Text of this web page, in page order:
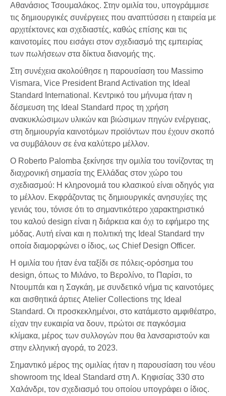
Αθανάσιος Τσουμαλάκος. Στην ομιλία του, υπογράμμισε
τις δημιουργικές συνέργειες που αναπτύσσει η εταιρεία με
αρχιτέκτονες και σχεδιαστές, καθώς επίσης και τις
καινοτομίες που εισάγει στον σχεδιασμό της εμπειρίας
των πωλήσεων στα δίκτυα διανομής της.
Στη συνέχεια ακολούθησε η παρουσίαση του Massimo
Vismara, Vice President Brand Activation της Ideal
Standard International. Κεντρικό του μήνυμα ήταν η
δέσμευση της Ideal Standard προς τη χρήση
ανακυκλώσιμων υλικών και βιώσιμων πηγών ενέργειας,
στη δημιουργία καινοτόμων προϊόντων που έχουν σκοπό
να συμβάλουν σε ένα καλύτερο μέλλον.
Ο Roberto Palomba ξεκίνησε την ομιλία του τονίζοντας τη
διαχρονική σημασία της Ελλάδας στον χώρο του
σχεδιασμού: Η κληρονομιά του κλασικού είναι οδηγός για
το μέλλον. Εκφράζοντας τις δημιουργικές ανησυχίες της
γενιάς του, τόνισε ότι το σημαντικότερο χαρακτηριστικό
του καλού design είναι η διάρκεια και όχι το εφήμερο της
μόδας. Αυτή είναι και η πολιτική της Ideal Standard την
οποία διαμορφώνει ο ίδιος, ως Chief Design Officer.
Η ομιλία του ήταν ένα ταξίδι σε πόλεις-ορόσημα του
design, όπως το Μιλάνο, το Βερολίνο, το Παρίσι, το
Ντουμπάι και η Σαγκάη, με συνδετικό νήμα τις καινοτόμες
και αισθητικά άρτιες Atelier Collections της Ideal
Standard. Οι προσκεκλημένοι, στο κατάμεστο αμφιθέατρο,
είχαν την ευκαιρία να δουν, πρώτοι σε παγκόσμια
κλίμακα, μέρος των συλλογών που θα λανσαριστούν και
στην ελληνική αγορά, το 2023.
Σημαντικό μέρος της ομιλίας ήταν η παρουσίαση του νέου
showroom της Ideal Standard στη Λ. Κηφισίας 330 στο
Χαλάνδρι, τον σχεδιασμό του οποίου υπογράφει ο ίδιος.